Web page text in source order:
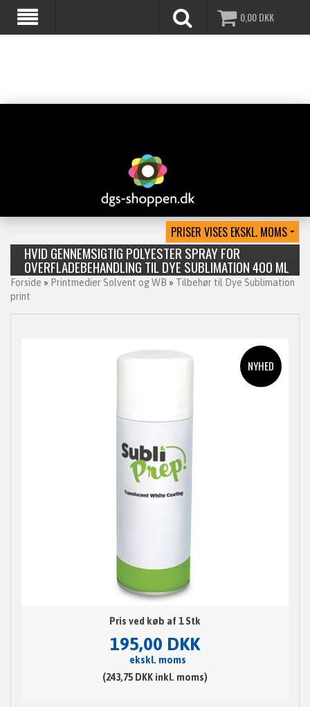
0,00DKK
HVID GENNEMSIGTIG POLYESTER SPRAY FOR
OVERFLADEBEHANDLING TIL DYE SUBLIMATION 400 ML
Forside » Printmedier Solvent og WB » Tilbehør til Dye Sublimation
print
Pris ved køb af 1 Stk
195,00 DKK
ekskl. moms
(243,75 DKK inkl. moms)